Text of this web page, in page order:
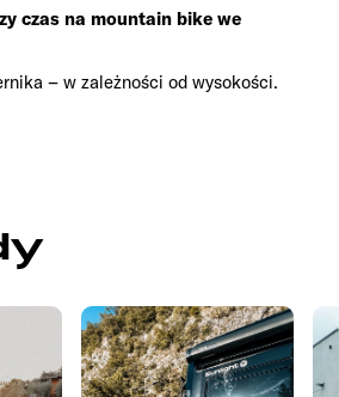
czas na mountain bike we
– w zależności od wysokości.